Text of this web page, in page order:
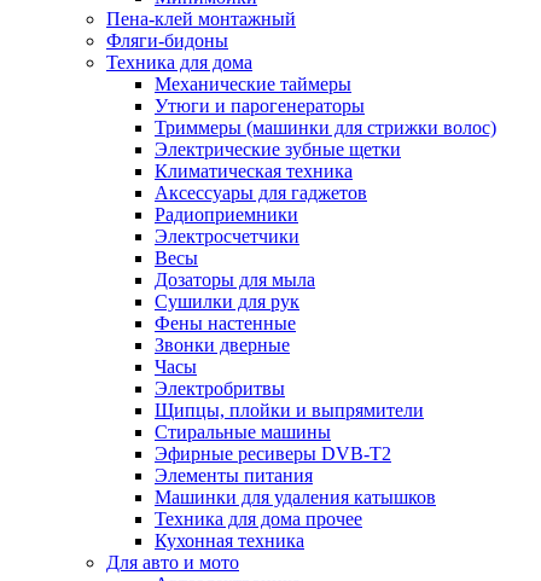
Пена-клей монтажный
Фляги-бидоны
Техника для дома
Механические таймеры
Утюги и парогенераторы
Триммеры (машинки для стрижки волос)
Электрические зубные щетки
Климатическая техника
Аксессуары для гаджетов
Радиоприемники
Электросчетчики
Весы
Дозаторы для мыла
Сушилки для рук
Фены настенные
Звонки дверные
Часы
Электробритвы
Щипцы, плойки и выпрямители
Стиральные машины
Эфирные ресиверы DVB-T2
Элементы питания
Машинки для удаления катышков
Техника для дома прочее
Кухонная техника
Для авто и мото